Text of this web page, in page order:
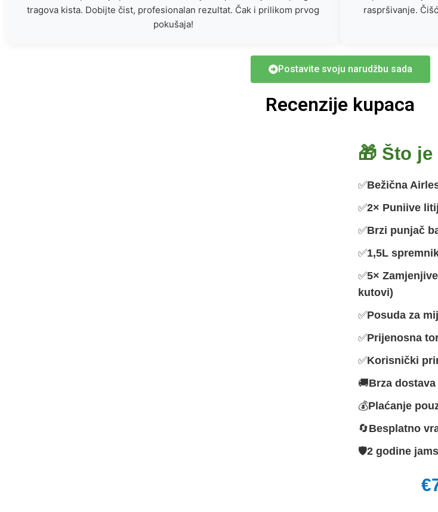
tragova kista. Dobijte čist, profesionalan rezultat. Čak i prilikom prvog
pokušaja!
raspršivanje.
Postavite svoju narudžbu sada
Recenzije kupaca
🎁 Što
✅Bežična
✅2× Puniive
✅Brzi punjač
✅1,5L
✅5×
kutovi)
✅Posuda za
✅Prijenosna
✅Korisnički
🚚Brza
💰Plaćanje
🔄Besplatno
🛡️2 godine